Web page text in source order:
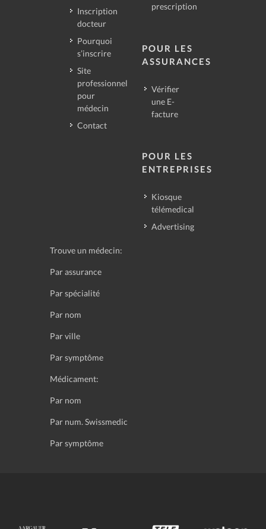
Inscription
docteur
Pourquoi
s’inscrire
Site
professionnel
pour
médecin
Contact
prescription
POUR LES
ASSURANCES
Vérifier
une E-
facture
POUR LES
ENTREPRISES
Kiosque
télémedical
Advertising
Trouve un médecin:
Par assurance
Par spécialité
Par nom
Par ville
Par symptôme
Médicament:
Par nom
Par num. Swissmedic
Par symptôme